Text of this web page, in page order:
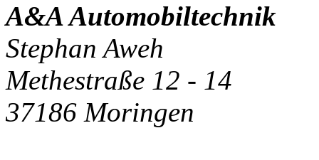
A&A Automobiltechnik
Stephan Aweh
Methestraße 12 - 14
37186 Moringen